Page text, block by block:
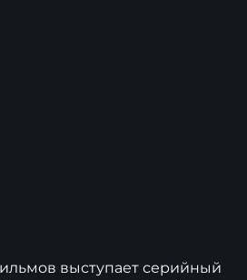
выступает серийный